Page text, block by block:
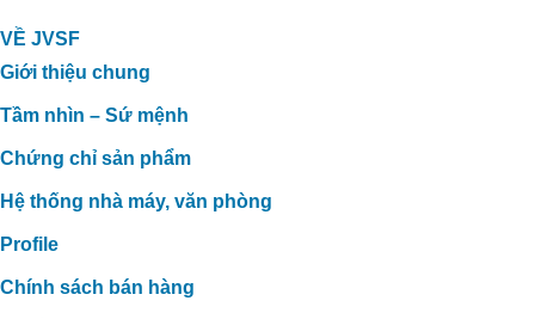
GIẢI PHÁP XỬ LÝ TĂNG CHẤT
VỀ JVSF
Giới thiệu chung
Tầm nhìn – Sứ mệnh
Chứng chỉ sản phẩm
Hệ thống nhà máy, văn phòng
Profile
Chính sách bán hàng